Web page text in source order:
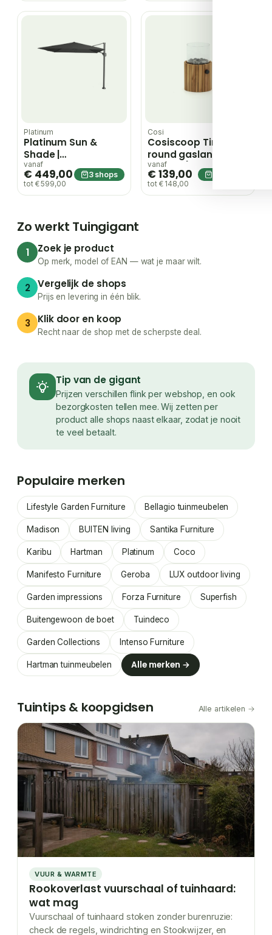
cm | Faded Black
Platinum
Platinum Sun &
Shade |
Zweefparasol
Challenger T¹
Premium 300 x 300
vanaf
€ 449,00
tot € 599,00
3 shops
Cosi
Cosiscoop Timber
round gaslantaarn
ø 18cm (h:30cm) –
Bruin
vanaf
€ 139,00
tot € 148,00
Zo werkt Tuingigant
1 Zoek je product
Op merk, model of EAN — wat je maar wilt.
2 Vergelijk de shops
Prijs en levering in één blik.
3 Klik door en koop
Recht naar de shop met de scherpste deal.
Tip van de gigant
Prijzen verschillen flink per webshop, en ook
bezorgkosten tellen mee. Wij zetten per
product alle shops naast elkaar, zodat je nooit
te veel betaalt.
Populaire merken
Lifestyle Garden Furniture Bellagio tuinmeubelen
Madison BUITEN living Santika Furniture
Karibu Hartman Platinum Coco
Manifesto Furniture Geroba LUX outdoor living
Garden impressions Forza Furniture Superfish
Buitengewoon de boet Tuindeco
Garden Collections Intenso Furniture
Hartman tuinmeubelen Alle merken →
Tuintips & koopgidsen Alle artikelen →
VUUR & WARMTE
Rookoverlast vuurschaal of tuinhaard:
wat mag
Vuurschaal of tuinhaard stoken zonder burenruzie:
check de regels, windrichting en Stookwijzer, en